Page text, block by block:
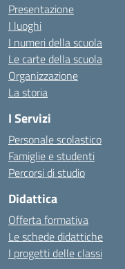
Presentazione
I luoghi
I numeri della scuola
Le carte della scuola
Organizzazione
La storia
I Servizi
Personale scolastico
Famiglie e studenti
Percorsi di studio
Didattica
Offerta formativa
Le schede didattiche
I progetti delle classi